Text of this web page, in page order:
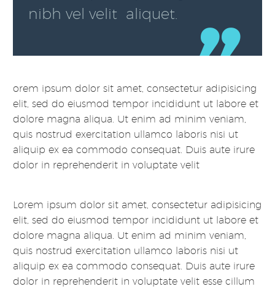
nibh vel velit aliquet.
orem ipsum dolor sit amet, consectetur adipisicing
elit, sed do eiusmod tempor incididunt ut labore et
dolore magna aliqua. Ut enim ad minim veniam,
quis nostrud exercitation ullamco laboris nisi ut
aliquip ex ea commodo consequat. Duis aute irure
dolor in reprehenderit in voluptate velit
Lorem ipsum dolor sit amet, consectetur adipisicing
elit, sed do eiusmod tempor incididunt ut labore et
dolore magna aliqua. Ut enim ad minim veniam,
quis nostrud exercitation ullamco laboris nisi ut
aliquip ex ea commodo consequat. Duis aute irure
dolor in reprehenderit in voluptate velit esse cillum